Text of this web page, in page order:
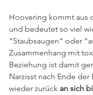
Hoovering kommt aus
und bedeutet so viel
"Staubsaugen" oder
Zusammenhang mit
Beziehung ist damit
Narzisst nach Ende
wieder zurück an sich